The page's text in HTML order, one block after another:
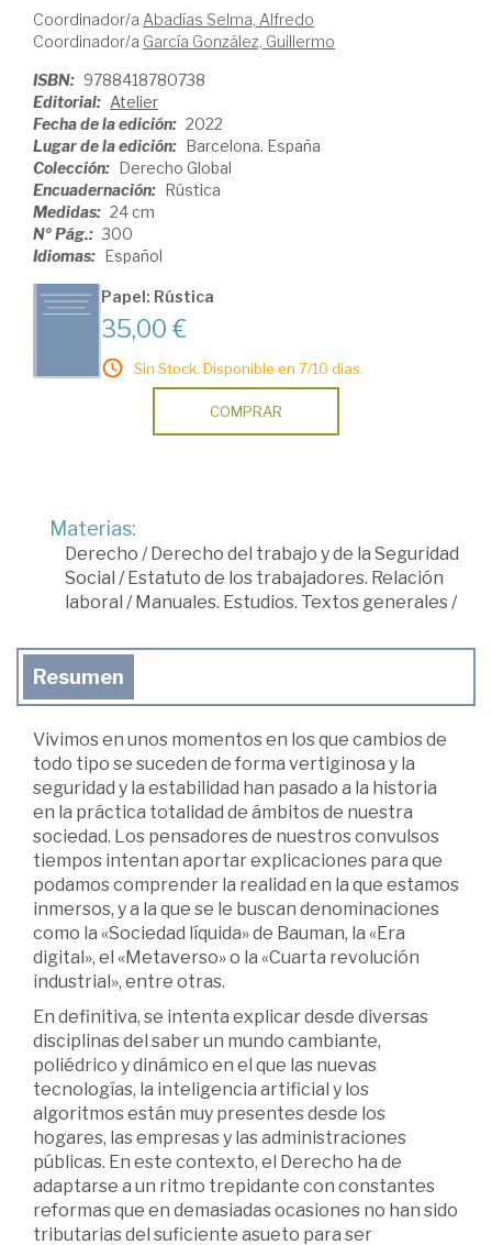
Coordinador/a Abadías Selma, Alfredo
Coordinador/a García González, Guillermo
ISBN: 9788418780738
Editorial: Atelier
Fecha de la edición: 2022
Lugar de la edición: Barcelona. España
Colección: Derecho Global
Encuadernación: Rústica
Medidas: 24 cm
Nº Pág.: 300
Idiomas: Español
Papel: Rústica
35,00 €
Sin Stock. Disponible en 7/10 días.
COMPRAR
Materias:
Derecho / Derecho del trabajo y de la Seguridad
Social / Estatuto de los trabajadores. Relación
laboral / Manuales. Estudios. Textos generales/
Resumen
Vivimos en unos momentos en los que cambios de
todo tipo se suceden de forma vertiginosa y la
seguridad y la estabilidad han pasado a la historia
en la práctica totalidad de ámbitos de nuestra
sociedad. Los pensadores de nuestros convulsos
tiempos intentan aportar explicaciones para que
podamos comprender la realidad en la que estamos
inmersos, y a la que se le buscan denominaciones
como la «Sociedad líquida» de Bauman, la «Era
digital», el «Metaverso» o la «Cuarta revolución
industrial», entre otras.
En definitiva, se intenta explicar desde diversas
disciplinas del saber un mundo cambiante,
poliédrico y dinámico en el que las nuevas
tecnologías, la inteligencia artificial y los
algoritmos están muy presentes desde los
hogares, las empresas y las administraciones
públicas. En este contexto, el Derecho ha de
adaptarse a un ritmo trepidante con constantes
reformas que en demasiadas ocasiones no han sido
tributarias del suficiente asueto para ser